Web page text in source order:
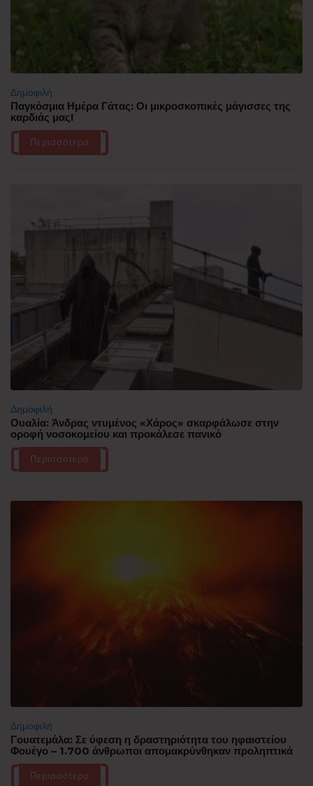
Δημοφιλή
Παγκόσμια Ημέρα Γάτας: Οι μικροσκοπικές μάγισσες της
καρδιάς μας!
Περισσότερα
Δημοφιλή
Ουαλία: Άνδρας ντυμένος «Χάρος» σκαρφάλωσε στην
οροφή νοσοκομείου και προκάλεσε πανικό
Περισσότερα
Δημοφιλή
Γουατεμάλα: Σε ύφεση η δραστηριότητα του ηφαιστείου
Φουέγο – 1.700 άνθρωποι απομακρύνθηκαν προληπτικά
Περισσότερα